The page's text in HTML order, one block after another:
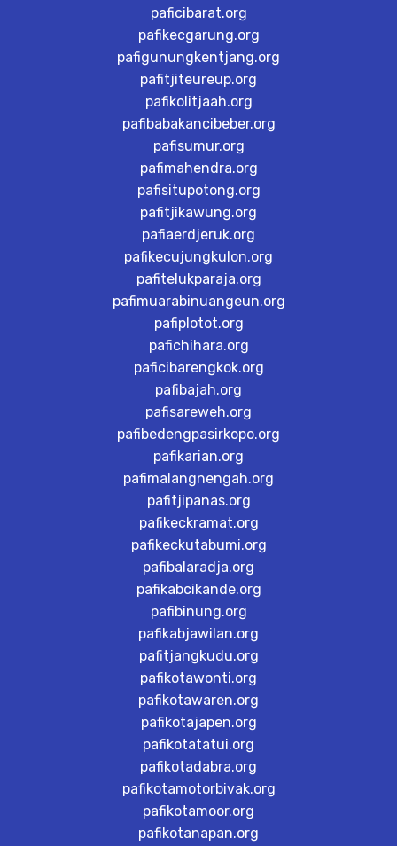
paficibarat.org
pafikecgarung.org
pafigunungkentjang.org
pafitjiteureup.org
pafikolitjaah.org
pafibabakancibeber.org
pafisumur.org
pafimahendra.org
pafisitupotong.org
pafitjikawung.org
pafiaerdjeruk.org
pafikecujungkulon.org
pafitelukparaja.org
pafimuarabinuangeun.org
pafiplotot.org
pafichihara.org
paficibarengkok.org
pafibajah.org
pafisareweh.org
pafibedengpasirkopo.org
pafikarian.org
pafimalangnengah.org
pafitjipanas.org
pafikeckramat.org
pafikeckutabumi.org
pafibalaradja.org
pafikabcikande.org
pafibinung.org
pafikabjawilan.org
pafitjangkudu.org
pafikotawonti.org
pafikotawaren.org
pafikotajapen.org
pafikotatatui.org
pafikotadabra.org
pafikotamotorbivak.org
pafikotamoor.org
pafikotanapan.org